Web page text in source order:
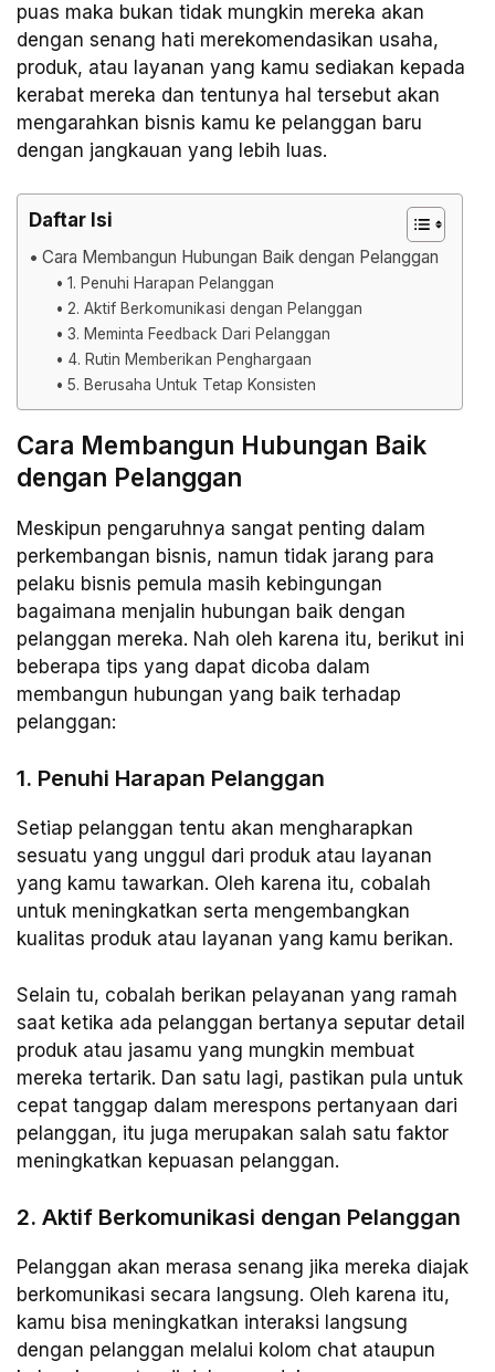
puas maka bukan tidak mungkin mereka akan
dengan senang hati merekomendasikan usaha,
produk, atau layanan yang kamu sediakan kepada
kerabat mereka dan tentunya hal tersebut akan
mengarahkan bisnis kamu ke pelanggan baru
dengan jangkauan yang lebih luas.
Daftar Isi
Cara Membangun Hubungan Baik dengan Pelanggan
1. Penuhi Harapan Pelanggan
2. Aktif Berkomunikasi dengan Pelanggan
3. Meminta Feedback Dari Pelanggan
4. Rutin Memberikan Penghargaan
5. Berusaha Untuk Tetap Konsisten
Cara Membangun Hubungan Baik
dengan Pelanggan
Meskipun pengaruhnya sangat penting dalam
perkembangan bisnis, namun tidak jarang para
pelaku bisnis pemula masih kebingungan
bagaimana menjalin hubungan baik dengan
pelanggan mereka. Nah oleh karena itu, berikut ini
beberapa tips yang dapat dicoba dalam
membangun hubungan yang baik terhadap
pelanggan:
1. Penuhi Harapan Pelanggan
Setiap pelanggan tentu akan mengharapkan
sesuatu yang unggul dari produk atau layanan
yang kamu tawarkan. Oleh karena itu, cobalah
untuk meningkatkan serta mengembangkan
kualitas produk atau layanan yang kamu berikan.
Selain tu, cobalah berikan pelayanan yang ramah
saat ketika ada pelanggan bertanya seputar detail
produk atau jasamu yang mungkin membuat
mereka tertarik. Dan satu lagi, pastikan pula untuk
cepat tanggap dalam merespons pertanyaan dari
pelanggan, itu juga merupakan salah satu faktor
meningkatkan kepuasan pelanggan.
2. Aktif Berkomunikasi dengan Pelanggan
Pelanggan akan merasa senang jika mereka diajak
berkomunikasi secara langsung. Oleh karena itu,
kamu bisa meningkatkan interaksi langsung
dengan pelanggan melalui kolom chat ataupun